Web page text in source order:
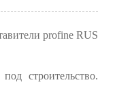
profine RUS
строительство.